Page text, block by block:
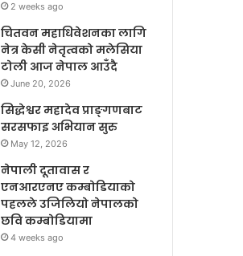
2 weeks ago
चितवन महाधिवेशनका लागि
नेत्र केसी नेतृत्वको मलेसिया
टोली आज नेपाल आउँदै
June 20, 2026
सिद्धेश्वर महादेव प्राङ्गणबाट
सरसफाइ अभियान सुरु
May 12, 2026
नेपाली दूतावास र
एनआरएनए कम्बोडियाको
पहलले उजिलियो नेपालको
छवि कम्बोडियामा
4 weeks ago